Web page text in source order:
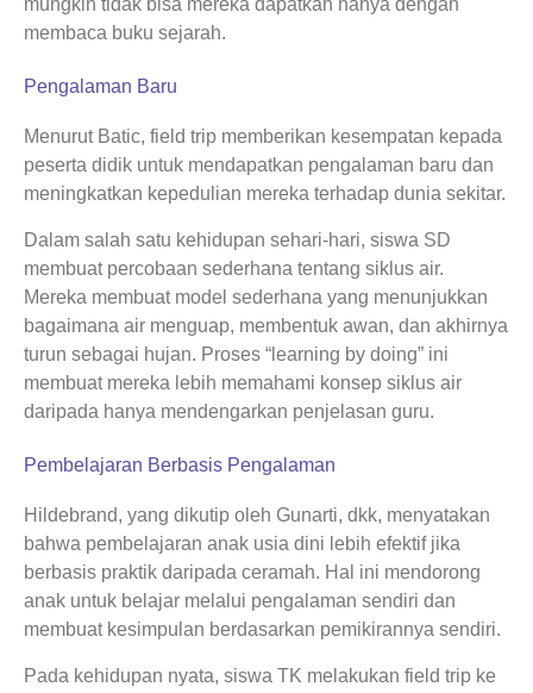
mungkin tidak bisa mereka dapatkan hanya dengan
membaca buku sejarah.
Pengalaman Baru
Menurut Batic, field trip memberikan kesempatan kepada
peserta didik untuk mendapatkan pengalaman baru dan
meningkatkan kepedulian mereka terhadap dunia sekitar.
Dalam salah satu kehidupan sehari-hari, siswa SD
membuat percobaan sederhana tentang siklus air.
Mereka membuat model sederhana yang menunjukkan
bagaimana air menguap, membentuk awan, dan akhirnya
turun sebagai hujan. Proses “learning by doing” ini
membuat mereka lebih memahami konsep siklus air
daripada hanya mendengarkan penjelasan guru.
Pembelajaran Berbasis Pengalaman
Hildebrand, yang dikutip oleh Gunarti, dkk, menyatakan
bahwa pembelajaran anak usia dini lebih efektif jika
berbasis praktik daripada ceramah. Hal ini mendorong
anak untuk belajar melalui pengalaman sendiri dan
membuat kesimpulan berdasarkan pemikirannya sendiri.
Pada kehidupan nyata, siswa TK melakukan field trip ke